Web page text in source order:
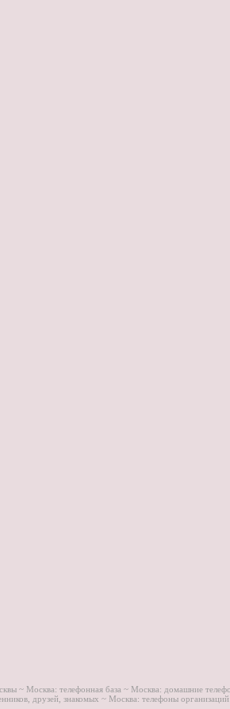
~ Москва: телефонная база ~ Москва: домашние
друзей, знакомых ~ Москва: телефоны